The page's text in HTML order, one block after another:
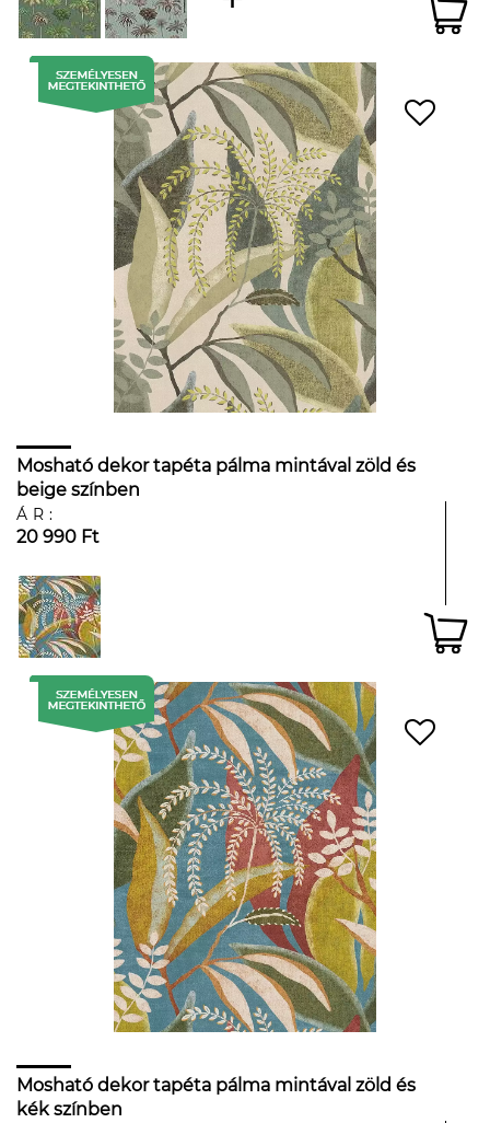
Mosható dekor tapéta pálma mintával zöld és
beige színben
ÁR:
20 990 Ft
Mosható dekor tapéta pálma mintával zöld és
kék színben